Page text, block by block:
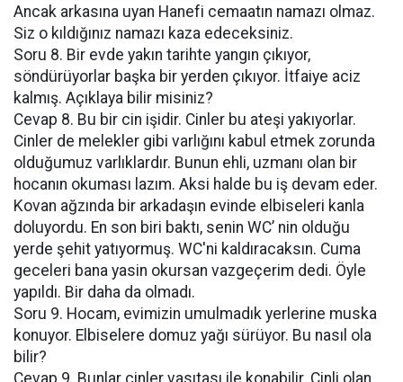
Ancak arkasına uyan Hanefi cemaatın namazı olmaz.
Siz o kıldığınız namazı kaza edeceksiniz.
Soru 8. Bir evde yakın tarihte yangın çıkıyor,
söndürüyorlar başka bir yerden çıkıyor. İtfaiye aciz
kalmış. Açıklaya bilir misiniz?
Cevap 8. Bu bir cin işidir. Cinler bu ateşi yakıyorlar.
Cinler de melekler gibi varlığını kabul etmek zorunda
olduğumuz varlıklardır. Bunun ehli, uzmanı olan bir
hocanın okuması lazım. Aksi halde bu iş devam eder.
Kovan ağzında bir arkadaşın evinde elbiseleri kanla
doluyordu. En son biri baktı, senin WC’ nin olduğu
yerde şehit yatıyormuş. WC'ni kaldıracaksın. Cuma
geceleri bana yasin okursan vazgeçerim dedi. Öyle
yapıldı. Bir daha da olmadı.
Soru 9. Hocam, evimizin umulmadık yerlerine muska
konuyor. Elbiselere domuz yağı sürüyor. Bu nasıl ola
bilir?
Cevap 9. Bunlar cinler vasıtası ile konabilir. Cinli olan